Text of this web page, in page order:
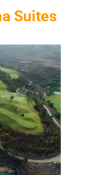
Suites